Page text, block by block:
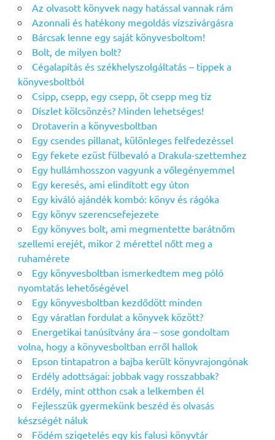
Az olvasott könyvek nagy hatással vannak rám
Azonnali és hatékony megoldás vízszivárgásra
Bárcsak lenne egy saját könyvesboltom!
Bolt, de milyen bolt?
Cégalapítás és székhelyszolgáltatás – tippek a
könyvesboltból
Csipp, csepp, egy csepp, öt csepp meg tíz
Díszlet kölcsönzés? Minden lehetséges!
Drotaverin a könyvesboltban
Egy csendes pillanat, különleges felfedezéssel
Egy fekete ezüst fülbevaló a Drakula-szettemhez
Egy hullámhosszon vagyunk a vőlegényemmel
Egy keresés, ami elindított egy úton
Egy kiváló ajándék kombó: könyv és rágóka
Egy könyv szerencsefejezete
Egy könyves bolt, ami megmentette barátnőm
szellemi erejét, mikor 2 mérettel nőtt meg a
ruhamérete
Egy könyvesboltban ismerkedtem meg póló
nyomtatás lehetőségével
Egy könyvesboltban kezdődött minden
Egy váratlan fordulat a könyvek között?
Energetikai tanúsítvány ára – sose gondoltam
volna, hogy a könyvesboltban erről hallok
Epson tintapatron a bajba került könyvrajongónak
Erdély adottságai: jobbak vagy rosszabbak?
Erdély, mint otthon csak a lelkemben él
Fejlesszük gyermekünk beszéd és olvasás
készségét náluk
Födém szigetelés egy kis falusi könyvtár